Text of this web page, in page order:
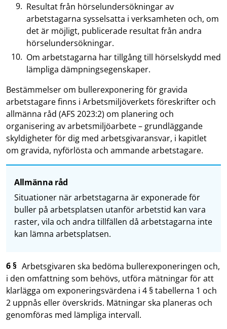
Resultat från hörselundersökningar av
arbetstagarna sysselsatta i verksamheten och, om
det är möjligt, publicerade resultat från andra
hörselundersökningar.
Om arbetstagarna har tillgång till hörselskydd med
lämpliga dämpningsegenskaper.
Bestämmelser om bullerexponering för gravida
arbetstagare finns i Arbetsmiljöverkets föreskrifter och
allmänna råd (AFS 2023:2) om planering och
organisering av arbetsmiljöarbete – grundläggande
skyldigheter för dig med arbetsgivaransvar, i kapitlet
om gravida, nyförlösta och ammande arbetstagare.
Allmänna råd
Situationer när arbetstagarna är exponerade för
buller på arbetsplatsen utanför arbetstid kan vara
raster, vila och andra tillfällen då arbetstagarna inte
kan lämna arbetsplatsen.
6 § Arbetsgivaren ska bedöma bullerexponeringen och,
i den omfattning som behövs, utföra mätningar för att
klarlägga om exponeringsvärdena i 4 § tabellerna 1 och
2 uppnås eller överskrids. Mätningar ska planeras och
genomföras med lämpliga intervall.